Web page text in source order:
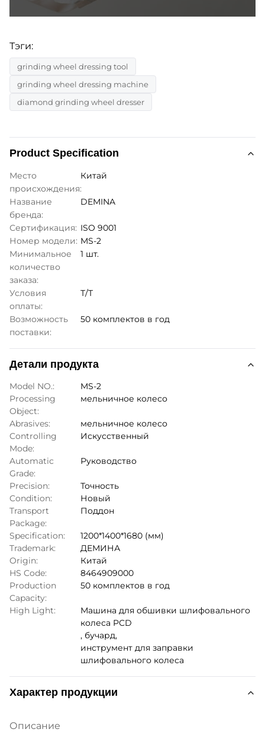
Тэги:
grinding wheel dressing tool
grinding wheel dressing machine
diamond grinding wheel dresser
Product Specification
Место
происхождения:
Китай
Название
бренда:
DEMINA
Сертификация: ISO 9001
Номер модели: MS-2
Минимальное
количество
заказа:
1 шт.
Условия
оплаты:
Т/Т
Возможность
поставки:
50 комплектов в год
Детали продукта
Model NO.:
MS-2
Processing
Object:
мельничное колесо
Abrasives:
мельничное колесо
Controlling
Mode:
Искусственный
Automatic
Grade:
Руководство
Precision:
Точность
Condition:
Новый
Transport
Package:
Поддон
Specification:
1200*1400*1680 (мм)
Trademark:
ДЕМИНА
Origin:
Китай
HS Code:
8464909000
Production
Capacity:
50 комплектов в год
High Light:
Машина для обшивки шлифовального
колеса PCD
, бучард,
инструмент для заправки
шлифовального колеса
Характер продукции
Описание